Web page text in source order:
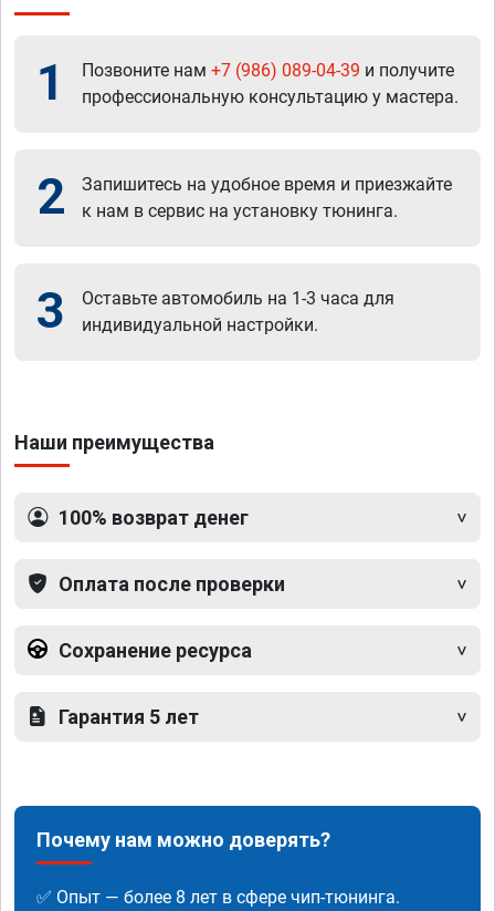
1 Позвоните нам +7 (986) 089-04-39 и получите
профессиональную консультацию у мастера.
2
Запишитесь на удобное время и приезжайте
к нам в сервис на установку тюнинга.
3
Оставьте автомобиль на 1-3 часа для
индивидуальной настройки.
Наши преимущества
100% возврат денег
Оплата после проверки
Сохранение ресурса
Гарантия 5 лет
Почему нам можно доверять?
✅ Опыт — более 8 лет в сфере чип-тюнинга.